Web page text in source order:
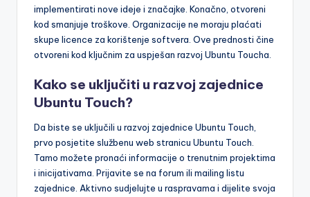
implementirati nove ideje i značajke. Konačno, otvoreni
kod smanjuje troškove. Organizacije ne moraju plaćati
skupe licence za korištenje softvera. Ove prednosti čine
otvoreni kod ključnim za uspješan razvoj Ubuntu Toucha.
Kako se uključiti u razvoj zajednice
Ubuntu Touch?
Da biste se uključili u razvoj zajednice Ubuntu Touch,
prvo posjetite službenu web stranicu Ubuntu Touch.
Tamo možete pronaći informacije o trenutnim projektima
i inicijativama. Prijavite se na forum ili mailing listu
zajednice. Aktivno sudjelujte u raspravama i dijelite svoja